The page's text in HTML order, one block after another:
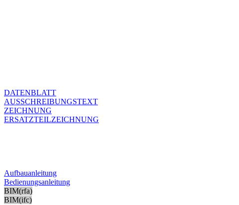
DATENBLATT
AUSSCHREIBUNGSTEXT
ZEICHNUNG
ERSATZTEILZEICHNUNG
Aufbauanleitung
Bedienungsanleitung
BIM(rfa)
BIM(ifc)